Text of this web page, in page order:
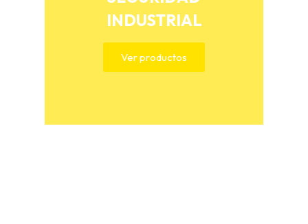
INDUSTRIAL
Ver productos